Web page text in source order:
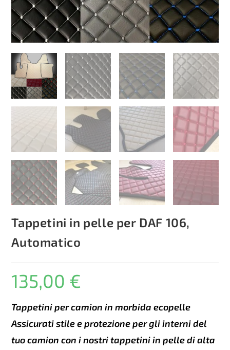
Tappetini in pelle per DAF 106,
Automatico
135,00 €
Tappetini per camion in morbida ecopelle
Assicurati stile e protezione per gli interni del
tuo camion con i nostri tappetini in pelle di alta